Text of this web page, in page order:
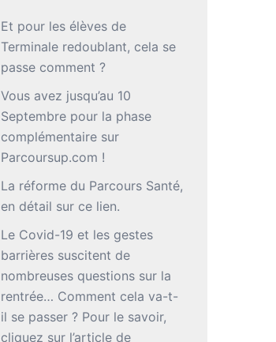
Et pour les élèves de
Terminale redoublant, cela se
passe comment ?
Vous avez jusqu’au 10
Septembre pour la phase
complémentaire sur
Parcoursup.com !
La réforme du Parcours Santé,
en détail sur ce lien.
Le Covid-19 et les gestes
barrières suscitent de
nombreuses questions sur la
rentrée… Comment cela va-t-
il se passer ? Pour le savoir,
cliquez sur l’article de